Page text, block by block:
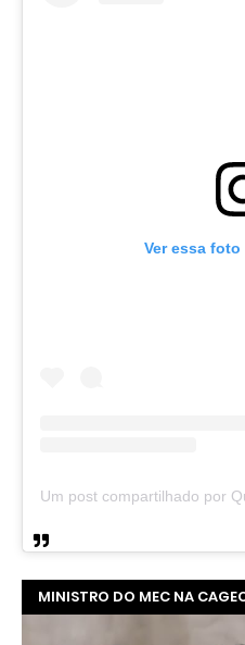
Ver essa
Um post compartilhado por
MINISTRO DO MEC NA